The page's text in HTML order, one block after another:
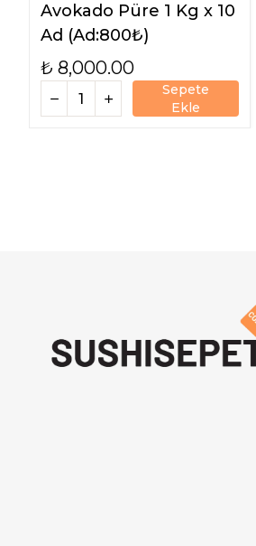
Avokado Püre 1 Kg x 10
Ad (Ad:800₺)
₺ 8,000.00
Sepete
Ekle